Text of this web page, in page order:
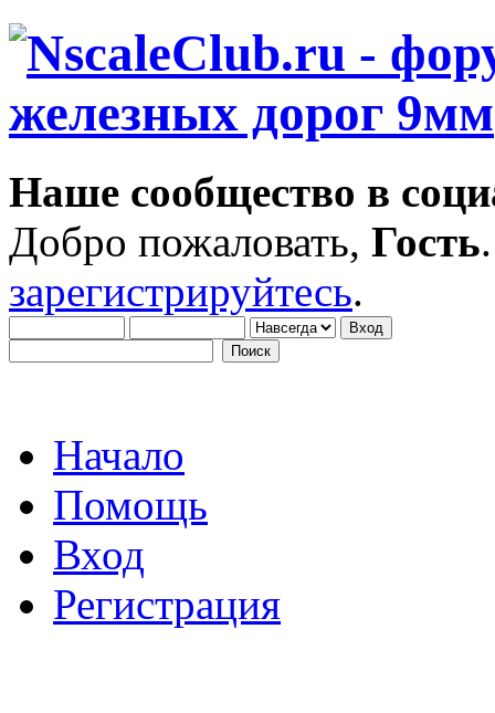
Наше сообщество в
Добро пожаловать, Гость
зарегистрируйтесь.
Начало
Помощь
Вход
Регистрация